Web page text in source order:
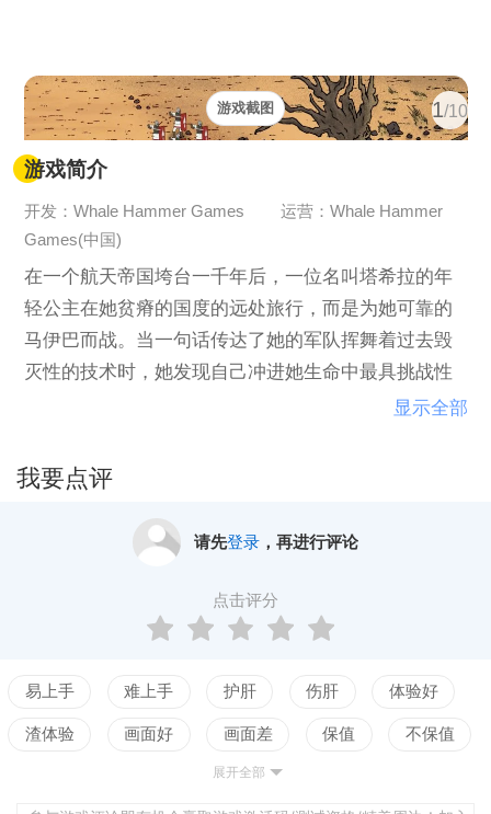
1/10
游戏截图
游戏简介
开发：Whale Hammer Games
运营：Whale Hammer
Games(中国)
在一个航天帝国垮台一千年后，一位名叫塔希拉的年
轻公主在她贫瘠的国度的远处旅行，而是为她可靠的
马伊巴而战。当一句话传达了她的军队挥舞着过去毁
灭性的技术时，她发现自己冲进她生命中最具挑战性
的夜晚，因为她正在争取成为她的人民迫切需要的领
在这个12小时的时间内以近乎实时的方式被告知战术
战斗中与大量的星体帝国进行战斗时，最多可以控制2
0个角色。游戏战争 - 即使是通过伏击敌人，掩护并击
退敌人悬崖和屋顶。满足丰富的人物角色 - 花时间探
索环境并与同伴交谈。发现一个破碎的世界，过去的
合初学者对故事更感兴趣和经验丰富的战术退伍军
人。在中东和中亚旅行时录制乐器，声音和纹理的配
来自于通过中东，尼泊尔和印度的真实世界旅行。
显示全部
我要点评
请先登录，再进行评论
点击评分
易上手 难上手 护肝 伤肝 体验好
渣体验 画面好 画面差 保值 不保值
测试
展开全部